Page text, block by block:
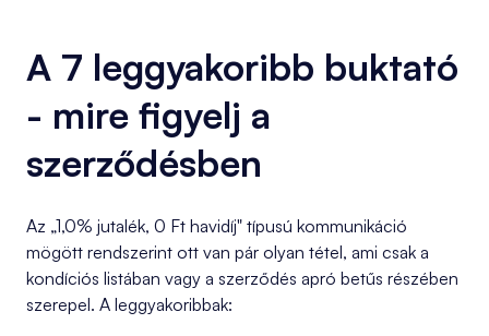
A 7 leggyakoribb buktató
- mire figyelj a
szerződésben
Az „1,0% jutalék, 0 Ft havidíj" típusú kommunikáció
mögött rendszerint ott van pár olyan tétel, ami csak a
kondíciós listában vagy a szerződés apró betűs részében
szerepel. A leggyakoribbak: